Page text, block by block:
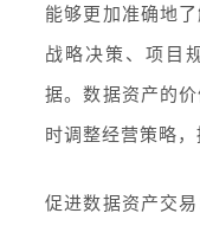
能够更加准确地
战略决策、项目
据。数据资产的
时调整经营策略，
促进数据资产交